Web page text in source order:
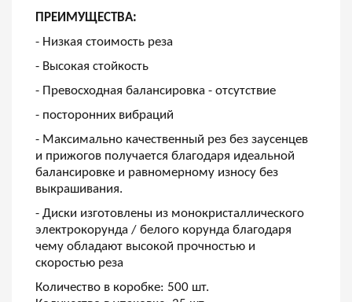
ПРЕИМУЩЕСТВА:
- Низкая стоимость реза
- Высокая стойкость
- Превосходная балансировка - отсутствие
- посторонних вибраций
- Максимально качественный рез без заусенцев
и прижогов получается благодаря идеальной
балансировке и равномерному износу без
выкрашивания.
- Диски изготовлены из монокристаллического
электрокорунда / белого корунда благодаря
чему обладают высокой прочностью и
скоростью реза
Количество в коробке: 500 шт.